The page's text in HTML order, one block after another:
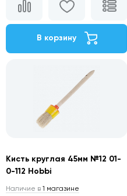
В корзину
Кисть круглая 45мм №12 01-
0-112 Hobbi
Наличие в 1 магазине